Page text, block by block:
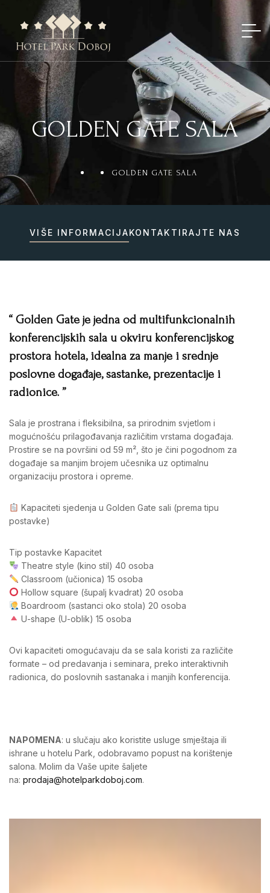
GOLDEN GATE SALA
GOLDEN GATE SALA
VIŠE INFORMACIJAKONTAKTIRAJTE NAS
“ Golden Gate je jedna od multifunkcionalnih
konferencijskih sala u okviru konferencijskog
prostora hotela, idealna za manje i srednje
poslovne događaje, sastanke, prezentacije i
radionice. ”
Sala je prostrana i fleksibilna, sa prirodnim svjetlom i
mogućnošću prilagođavanja različitim vrstama događaja.
Prostire se na površini od 59 m², što je čini pogodnom za
događaje sa manjim brojem učesnika uz optimalnu
organizaciju prostora i opreme.
Kapaciteti sjedenja u Golden Gate sali (prema tipu
postavke)
Tip postavke Kapacitet
Theatre style (kino stil) 40 osoba
Classroom (učionica) 15 osoba
Hollow square (šupalj kvadrat) 20 osoba
Boardroom (sastanci oko stola) 20 osoba
U-shape (U-oblik) 15 osoba
Ovi kapaciteti omogućavaju da se sala koristi za različite
formate – od predavanja i seminara, preko interaktivnih
radionica, do poslovnih sastanaka i manjih konferencija.
NAPOMENA: u slučaju ako koristite usluge smještaja ili
ishrane u hotelu Park, odobravamo popust na korištenje
salona. Molim da Vaše upite šaljete
na: prodaja@hotelparkdoboj.com.